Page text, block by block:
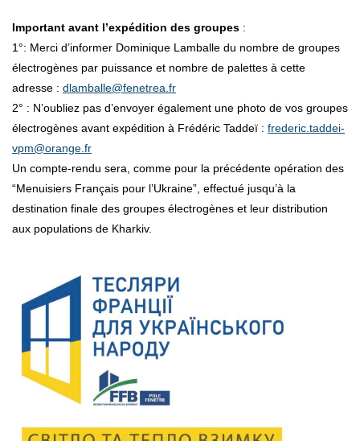
Important avant l’expédition des groupes :
1°: Merci d’informer Dominique Lamballe du nombre de groupes
électrogènes par puissance et nombre de palettes à cette
adresse : dlamballe@fenetrea.fr
2° : N’oubliez pas d’envoyer également une photo de vos groupes
électrogènes avant expédition à Frédéric Taddeï : frederic.taddei-
vpm@orange.fr
Un compte-rendu sera, comme pour la précédente opération des
“Menuisiers Français pour l’Ukraine”, effectué jusqu’à la
destination finale des groupes électrogènes et leur distribution
aux populations de Kharkiv.